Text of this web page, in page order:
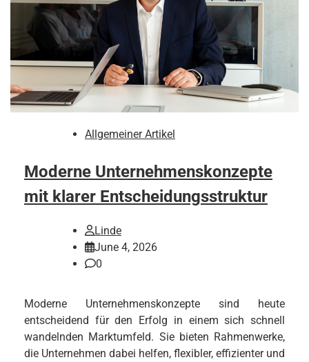
Allgemeiner Artikel
Moderne Unternehmenskonzepte
mit klarer Entscheidungsstruktur
Linde
June 4, 2026
0
Moderne Unternehmenskonzepte sind heute
entscheidend für den Erfolg in einem sich schnell
wandelnden Marktumfeld. Sie bieten Rahmenwerke,
die Unternehmen dabei helfen, flexibler, effizienter und